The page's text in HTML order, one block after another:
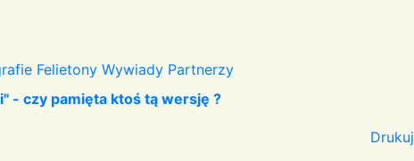
Felietony Wywiady Partnerzy
- czy pamięta ktoś tą wersję ?
Drukuj